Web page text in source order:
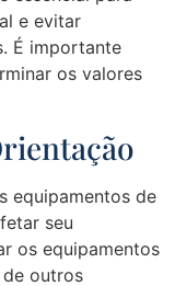
e evitar
É importante
os valores
equipamentos de
seu
os equipamentos
outros